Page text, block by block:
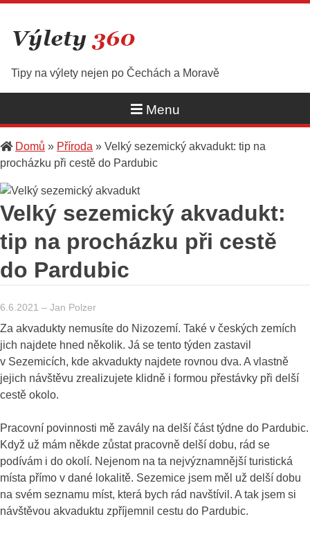
content
Tipy na výlety nejen po Čechách a Moravě
Menu
Domů » Příroda » Velký sezemický akvadukt: tip na
procházku při cestě do Pardubic
Velký sezemický akvadukt:
tip na procházku při cestě
do Pardubic
6.6.2021 – Jan Polzer
Za akvadukty nemusíte do Nizozemí. Také v českých zemích
jich najdete hned několik. Já se tento týden zastavil
v Sezemicích, kde akvadukty najdete rovnou dva. A vlastně
jejich návštěvu zrealizujete klidně i formou přestávky při delší
cestě okolo.
Pracovní povinnosti mě zavály na delší část týdne do Pardubic.
Když už mám někde zůstat pracovně delší dobu, rád se
podívám i do okolí. Nejenom na ta nejvýznamnější turistická
místa přímo v dané lokalitě. Sezemice jsem měl už delší dobu
na svém seznamu míst, která bych rád navštívil. A tak jsem si
návštěvou akvaduktu zpříjemnil cestu do Pardubic.